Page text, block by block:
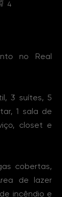
4
no Real
3 suítes, 5
1 sala de
closet e
cobertas,
de lazer
incêndio e